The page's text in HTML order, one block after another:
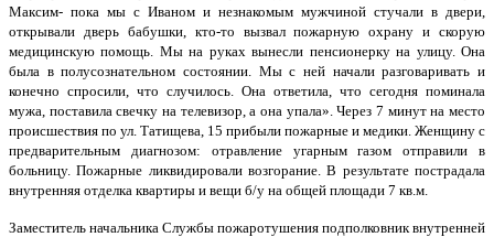
Максим- пока мы с Иваном и незнакомым мужчиной стучали в двери,
открывали дверь бабушки, кто-то вызвал пожарную охрану и скорую
медицинскую помощь. Мы на руках вынесли пенсионерку на улицу. Она
была в полусознательном состоянии. Мы с ней начали разговаривать и
конечно спросили, что случилось. Она ответила, что сегодня поминала
мужа, поставила свечку на телевизор, а она упала». Через 7 минут на место
происшествия по ул. Татищева, 15 прибыли пожарные и медики. Женщину с
предварительным диагнозом: отравление угарным газом отправили в
больницу. Пожарные ликвидировали возгорание. В результате пострадала
внутренняя отделка квартиры и вещи б/у на общей площади 7 кв.м.
Заместитель начальника Службы пожаротушения подполковник внутренней